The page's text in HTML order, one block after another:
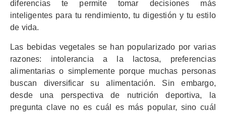
diferencias te permite tomar decisiones más
inteligentes para tu rendimiento, tu digestión y tu estilo
de vida.
Las bebidas vegetales se han popularizado por varias
razones: intolerancia a la lactosa, preferencias
alimentarias o simplemente porque muchas personas
buscan diversificar su alimentación. Sin embargo,
desde una perspectiva de nutrición deportiva, la
pregunta clave no es cuál es más popular, sino cuál